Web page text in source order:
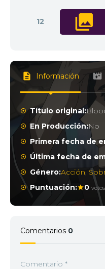
12
Información
Título original:
En Producción:No
Primera fecha de
Última fecha de
Género:Acción,
Puntuación:
0 votos
Comentarios 0
Comentario *